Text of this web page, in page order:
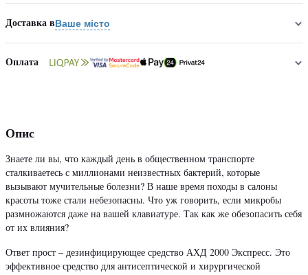
Доставка вВаше місто
Оплата
Опис
Знаете ли вы, что каждый день в общественном транспорте
сталкиваетесь с миллионами неизвестных бактерий, которые
вызывают мучительные болезни? В наше время походы в салоны
красоты тоже стали небезопасны. Что уж говорить, если микробы
размножаются даже на вашей клавиатуре. Так как же обезопасить себя
от их влияния?
Ответ прост – дезинфицирующее средство АХД 2000 Экспресс. Это
эффективное средство для антисептической и хирургической